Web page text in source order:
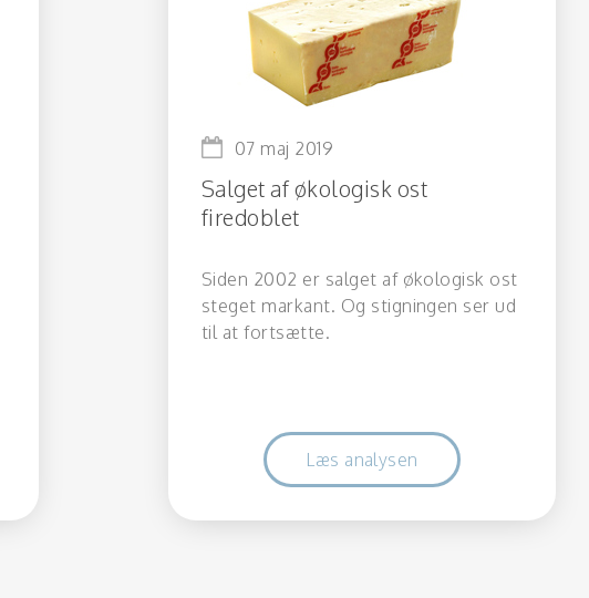
07 maj 2019
Salget af økologisk ost
firedoblet
Siden 2002 er salget af økologisk ost
steget markant. Og stigningen ser ud
til at fortsætte.
Læs analysen